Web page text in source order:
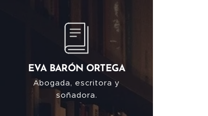
EVA BARÓN ORTEGA
Abogada, escritora y
soñadora.